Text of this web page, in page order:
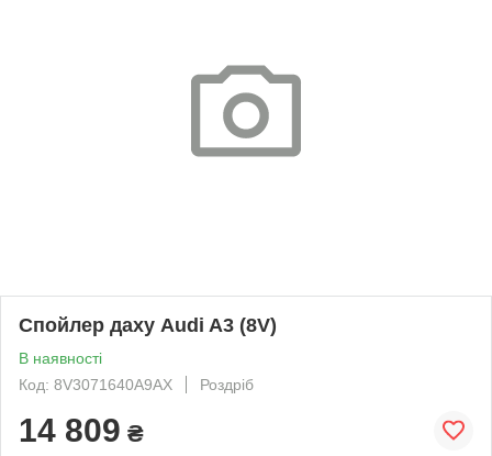
Спойлер даху Audi A3 (8V)
В наявності
Код: 8V3071640A9AX
Роздріб
14 809 ₴